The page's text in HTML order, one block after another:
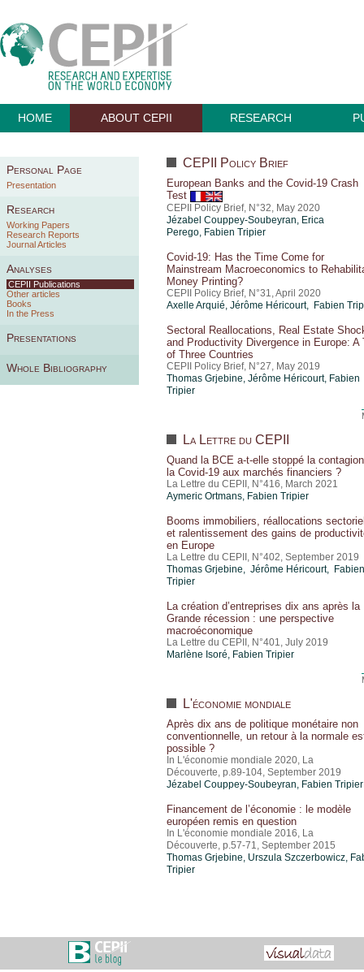
HOME ABOUT CEPII RESEARCH
Personal Page
Presentation
Research
Working Papers
Research Reports
Journal Articles
Analyses
CEPII Publications
Other articles
Books
In the Press
Presentations
Whole Bibliography
CEPII Policy Brief
European Banks and the Covid-19 Crash
Test
CEPII Policy Brief, N°32, May 2020
Jézabel Couppey-Soubeyran, Erica
Perego Fabien Tripier
Covid-19: Has the Time Come for
Mainstream Macroeconomics to
Money Printing?
CEPII Policy Brief, N°31, April 2020
Axelle Arquié Jérôme Héricourt, Fabien
Sectoral Reallocations, Real Estate
and Productivity Divergence in Europe: A
of Three Countries
CEPII Policy Brief, N°27, May 2019
Thomas Grjebine Jérôme Héricourt, Fabien
Tripier
La Lettre du CEPII
Quand la BCE a-t-elle stoppé la
la Covid-19 aux marchés financiers ?
La Lettre du CEPII, N°416, March 2021
Aymeric Ortmans, Fabien Tripier
Booms immobiliers, réallocations
et ralentissement des gains de
en Europe
La Lettre du CEPII, N°402, September 2019
Thomas Grjebine , Jérôme Héricourt, Fabien
Tripier
La création d’entreprises dix ans après la
Grande récession : une perspective
macroéconomique
La Lettre du CEPII, N°401, July 2019
Marlène Isoré, Fabien Tripier
L'économie mondiale
Après dix ans de politique monétaire non
conventionnelle, un retour à la normale
possible ?
In L'économie mondiale 2020, La
Découverte, p.89-104, September 2019
Jézabel Couppey-Soubeyran, Fabien Tripier
Financement de l’économie : le modèle
européen remis en question
In L'économie mondiale 2016, La
Découverte, p.57-71, September 2015
Thomas Grjebine , Urszula Szczerbowicz,
Tripier